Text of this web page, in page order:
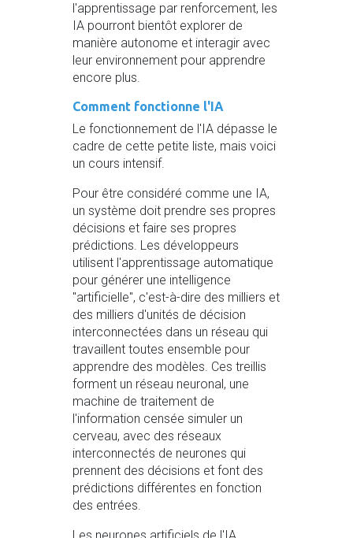
l'apprentissage par renforcement, les
IA pourront bientôt explorer de
manière autonome et interagir avec
leur environnement pour apprendre
encore plus.
Comment fonctionne l'IA
Le fonctionnement de l'IA dépasse le
cadre de cette petite liste, mais voici
un cours intensif.
Pour être considéré comme une IA,
un système doit prendre ses propres
décisions et faire ses propres
prédictions. Les développeurs
utilisent l'apprentissage automatique
pour générer une intelligence
"artificielle", c'est-à-dire des milliers et
des milliers d'unités de décision
interconnectées dans un réseau qui
travaillent toutes ensemble pour
apprendre des modèles. Ces treillis
forment un réseau neuronal, une
machine de traitement de
l'information censée simuler un
cerveau, avec des réseaux
interconnectés de neurones qui
prennent des décisions et font des
prédictions différentes en fonction
des entrées.